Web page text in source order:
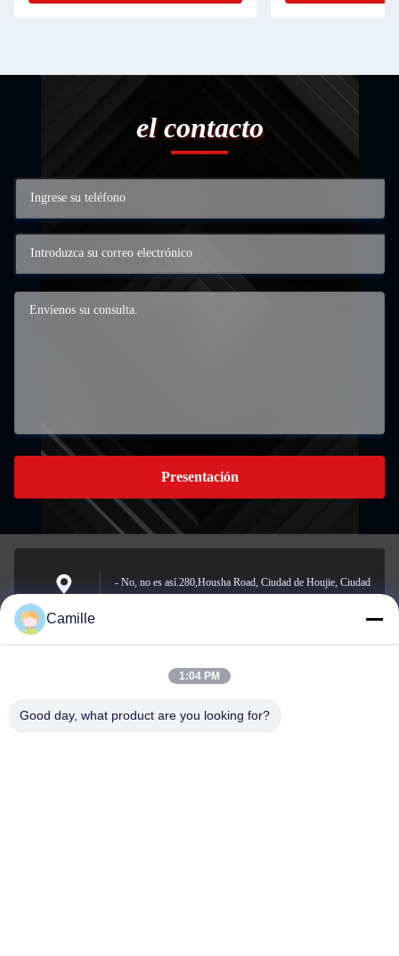
el contacto
Presentación
- No, no es así.280,Housha Road, Ciudad de Houjie, Ciudad
El correo
electrónico
Camille
1:04 PM
Good day, what product are you looking for?